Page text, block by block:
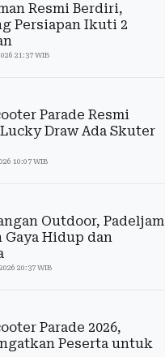
Resmi Berdiri,
Persiapan Ikuti 2
21:37 WIB
Parade Resmi
Draw Ada Skuter
10:07 WIB
Outdoor, Padeljam
Gaya Hidup dan
20:37 WIB
Parade 2026,
Peserta untuk